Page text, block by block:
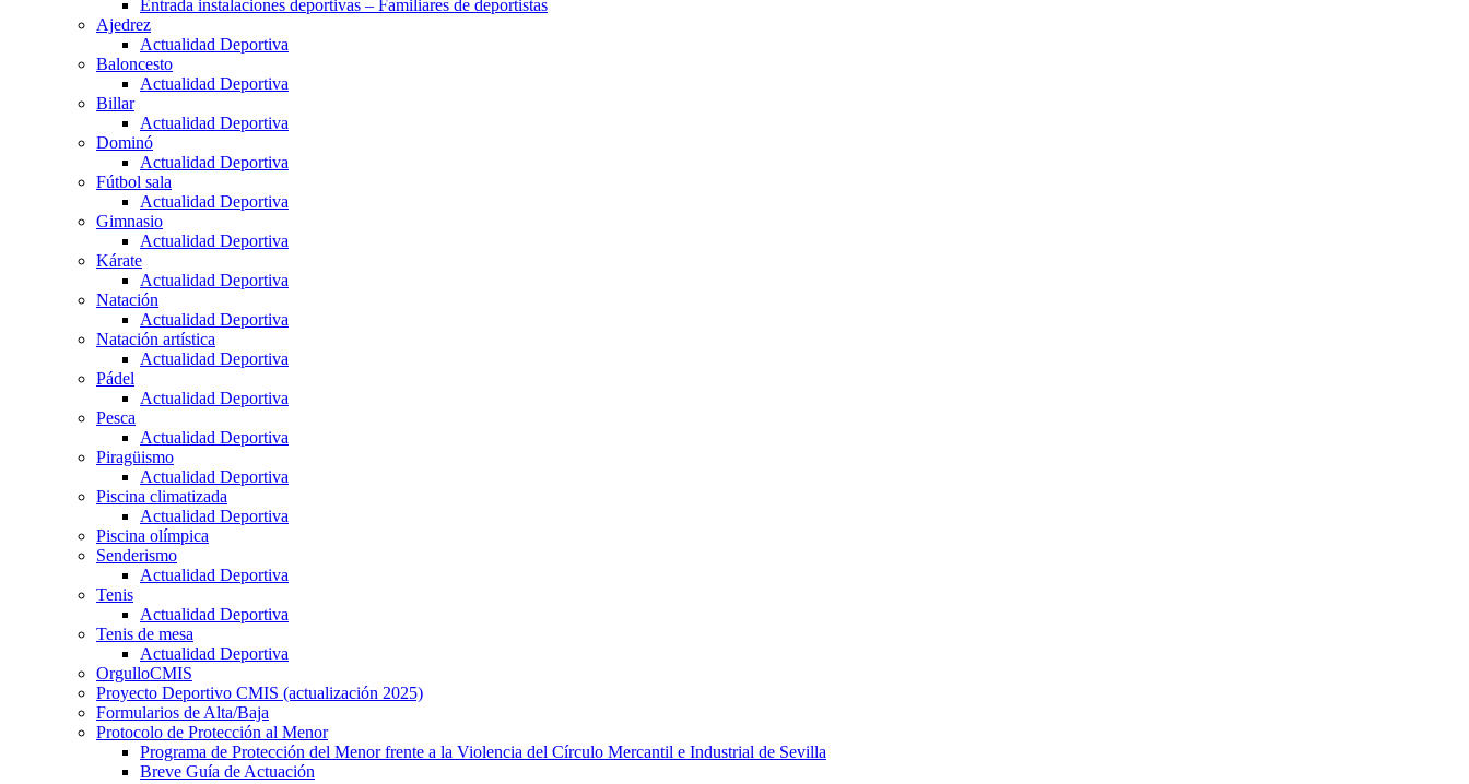
Entrada instalaciones deportivas – Familiares de deportistas
Ajedrez
Actualidad Deportiva
Baloncesto
Actualidad Deportiva
Billar
Actualidad Deportiva
Dominó
Actualidad Deportiva
Fútbol sala
Actualidad Deportiva
Gimnasio
Actualidad Deportiva
Kárate
Actualidad Deportiva
Natación
Actualidad Deportiva
Natación artística
Actualidad Deportiva
Pádel
Actualidad Deportiva
Pesca
Actualidad Deportiva
Piragüismo
Actualidad Deportiva
Piscina climatizada
Actualidad Deportiva
Piscina olímpica
Senderismo
Actualidad Deportiva
Tenis
Actualidad Deportiva
Tenis de mesa
Actualidad Deportiva
OrgulloCMIS
Proyecto Deportivo CMIS (actualización 2025)
Formularios de Alta/Baja
Protocolo de Protección al Menor
Programa de Protección del Menor frente a la Violencia del Círculo Mercantil e Industrial de Sevilla
Breve Guía de Actuación